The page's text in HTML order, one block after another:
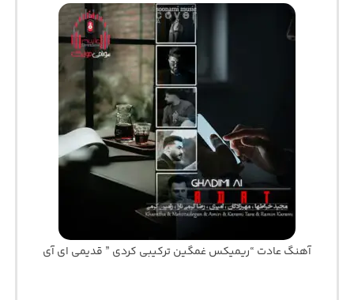
آهنگ عادت “ریمیکس غمگین ترکیبی کردی ” قدیمی ای آی